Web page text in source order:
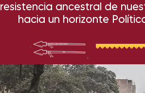
resistencia ancestral de
hacia un horizonte